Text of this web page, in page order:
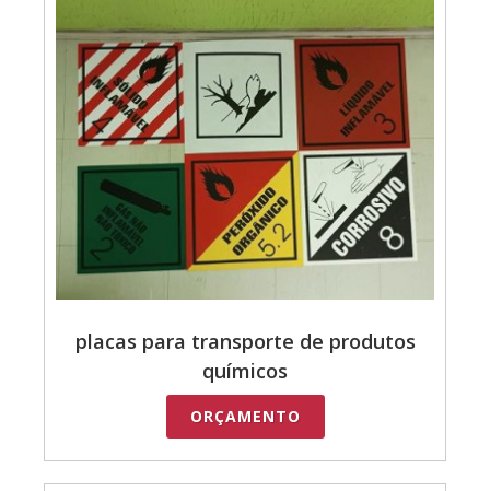
placas para transporte de produtos
químicos
ORÇAMENTO